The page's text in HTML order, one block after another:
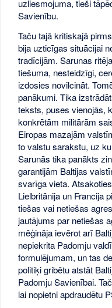
uzliesmojuma, tieši
Savienību.
Taču tajā kritiskajā
bija uzticīgas situācijai
tradīcijām. Sarunas
tiešuma, nesteidzīgi,
izdosies novilcināt.
panākumi. Tika
teksts, puses vienojās,
konkrētām militārām
Eiropas mazajām
to valstu sarakstu, uz
Sarunās tika panākts
garantijām Baltijas
svarīga vieta.
Lielbritānija un Francija
tiešas vai netiešas
jautājums par netiešas
mēģināja ievērot arī
nepiekrita Padomju
formulējumam, un tas
politiķi gribētu atstāt
Padomju Savienībai.
lai nopietni apdraudētu